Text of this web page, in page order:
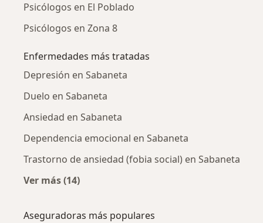
Psicólogos en El Poblado
Psicólogos en Zona 8
Enfermedades más tratadas
Depresión en Sabaneta
Duelo en Sabaneta
Ansiedad en Sabaneta
Dependencia emocional en Sabaneta
Trastorno de ansiedad (fobia social) en Sabaneta
Ver más (14)
Aseguradoras más populares